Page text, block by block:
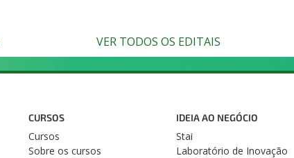
VER TODOS OS EDITAIS
CURSOS
Cursos
Sobre os cursos
IDEIA AO NEGÓCIO
Stai
Laboratório de Inovação